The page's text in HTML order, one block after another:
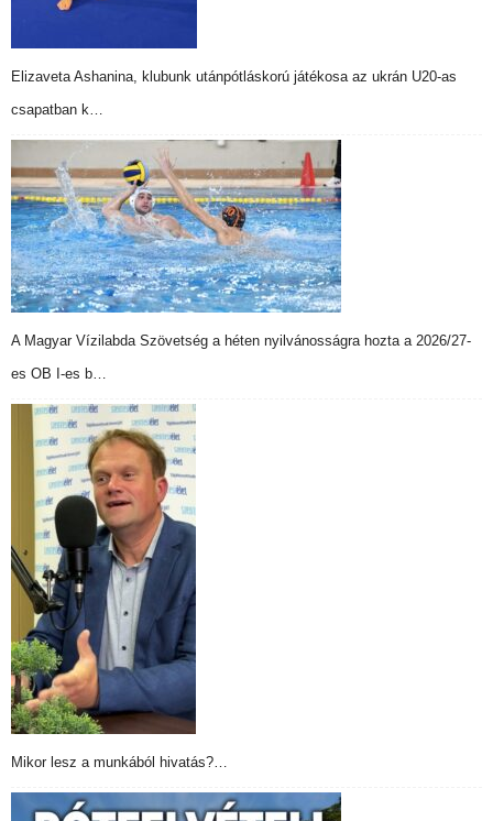
Elizaveta Ashanina, klubunk utánpótláskorú játékosa az ukrán U20-as
csapatban k…
A Magyar Vízilabda Szövetség a héten nyilvánosságra hozta a 2026/27-
es OB I-es b…
Mikor lesz a munkából hivatás?…